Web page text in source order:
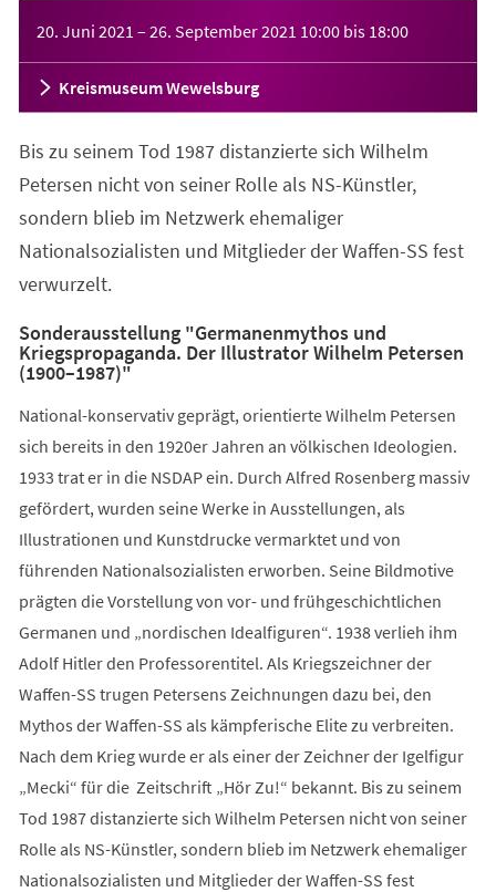
20. Juni 2021 – 26. September 2021 10:00 bis 18:00
Kreismuseum Wewelsburg
Bis zu seinem Tod 1987 distanzierte sich Wilhelm
Petersen nicht von seiner Rolle als NS-Künstler,
sondern blieb im Netzwerk ehemaliger
Nationalsozialisten und Mitglieder der Waffen-SS fest
verwurzelt.
Sonderausstellung "Germanenmythos und
Kriegspropaganda. Der Illustrator Wilhelm Petersen
(1900–1987)"
National-konservativ geprägt, orientierte Wilhelm Petersen
sich bereits in den 1920er Jahren an völkischen Ideologien.
1933 trat er in die NSDAP ein. Durch Alfred Rosenberg massiv
gefördert, wurden seine Werke in Ausstellungen, als
Illustrationen und Kunstdrucke vermarktet und von
führenden Nationalsozialisten erworben. Seine Bildmotive
prägten die Vorstellung von vor- und frühgeschichtlichen
Germanen und „nordischen Idealfiguren“. 1938 verlieh ihm
Adolf Hitler den Professorentitel. Als Kriegszeichner der
Waffen-SS trugen Petersens Zeichnungen dazu bei, den
Mythos der Waffen-SS als kämpferische Elite zu verbreiten.
Nach dem Krieg wurde er als einer der Zeichner der Igelfigur
„Mecki“ für die Zeitschrift „Hör Zu!“ bekannt. Bis zu seinem
Tod 1987 distanzierte sich Wilhelm Petersen nicht von seiner
Rolle als NS-Künstler, sondern blieb im Netzwerk ehemaliger
Nationalsozialisten und Mitglieder der Waffen-SS fest